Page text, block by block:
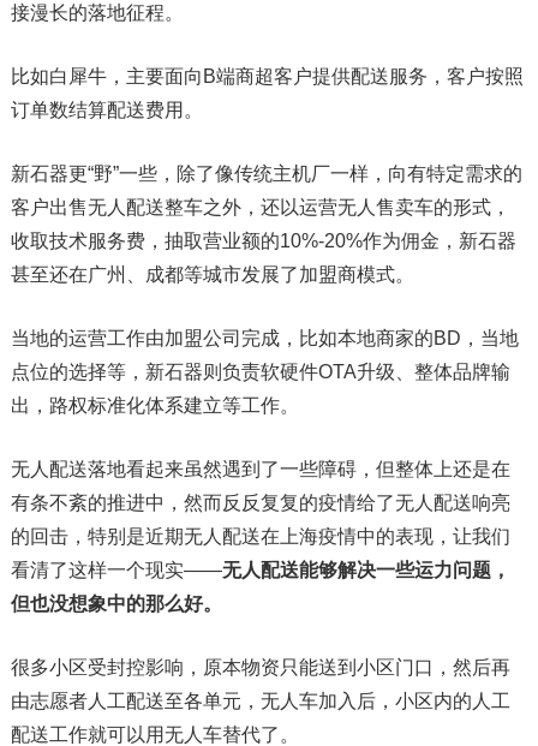
接漫长的落地征程。
比如白犀牛，主要面向B端商超客户提供配送服务，客户按照
订单数结算配送费用。
新石器更“野”一些，除了像传统主机厂一样，向有特定需求的
客户出售无人配送整车之外，还以运营无人售卖车的形式，
收取技术服务费，抽取营业额的10%-20%作为佣金，新石器
甚至还在广州、成都等城市发展了加盟商模式。
当地的运营工作由加盟公司完成，比如本地商家的BD，当地
点位的选择等，新石器则负责软硬件OTA升级、整体品牌输
出，路权标准化体系建立等工作。
无人配送落地看起来虽然遇到了一些障碍，但整体上还是在
有条不紊的推进中，然而反反复复的疫情给了无人配送响亮
的回击，特别是近期无人配送在上海疫情中的表现，让我们
看清了这样一个现实——无人配送能够解决一些运力问题，
但也没想象中的那么好。
很多小区受封控影响，原本物资只能送到小区门口，然后再
由志愿者人工配送至各单元，无人车加入后，小区内的人工
配送工作就可以用无人车替代了。